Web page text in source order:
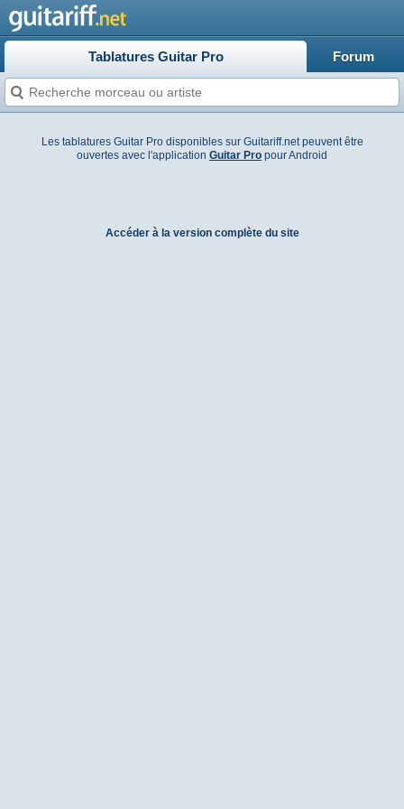
Tablatures Guitar Pro Forum
Les tablatures Guitar Pro disponibles sur Guitariff.net peuvent être
ouvertes avec l'application Guitar Pro pour Android
Accéder à la version complète du site